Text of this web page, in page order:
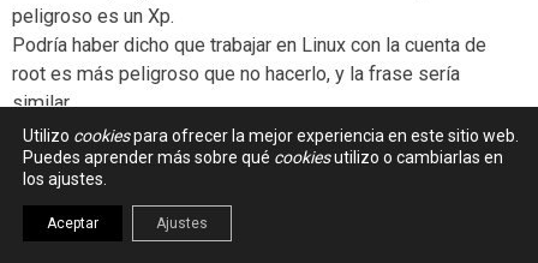
peligroso es un Xp.
Podría haber dicho que trabajar en Linux con la cuenta de
root es más peligroso que no hacerlo, y la frase sería
similar
Y antes de que Enrique me diga algo le diré que yo no soy
Microsoft, pero que si no sabes de lo que hablas mejor no
postear (aunque por supuesto es tu blog) sobre temas que
ignoras guiados por un articulo más bien dudoso, en vez
de por la propia experiencia.
Utilizo cookiespara ofrecer la mejor experiencia en este sitio web.
Puedes aprender más sobre qué cookiesutilizo o cambiarlas en
los ajustes.
Aceptar Ajustes